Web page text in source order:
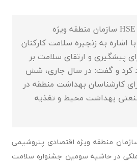
رئیس بهداشت امور HSE سازمان منطقه ویژه
اشاره به زنجیره سلامت کارکنان
پیشگیری و ارتقای سلامت بر
کرد و گفت: در سال جاری، شش
کارشناسان بهداشت منطقه در
بهداشت محیط و تغذیه
منطقه ویژه اقتصادی پتروشیمی
ملکی در حاشیه سومین جشنواره سلامت